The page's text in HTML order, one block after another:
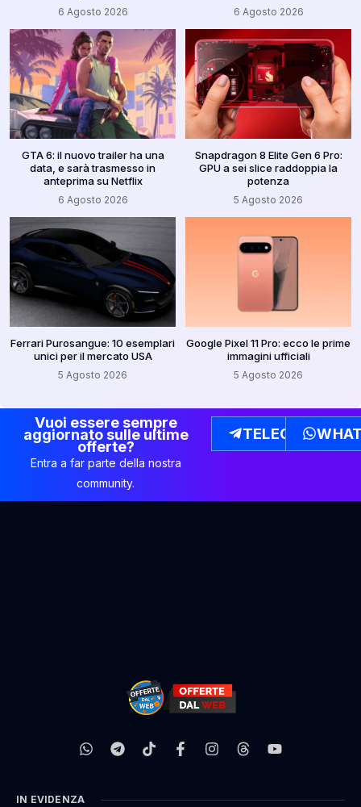
6 Agosto 2026 6 Agosto 2026
GTA 6: il nuovo trailer ha una
data, e sarà trasmesso in
anteprima su Netflix
6 Agosto 2026
Snapdragon 8 Elite Gen 6 Pro:
GPU a sei slice raddoppia la
potenza
5 Agosto 2026
Ferrari Purosangue: 10 esemplari
unici per il mercato USA
5 Agosto 2026
Google Pixel 11 Pro: ecco le prime
immagini ufficiali
5 Agosto 2026
Vuoi essere sempre
aggiornato sulle ultime
offerte?
Entra a far parte della nostra
community.
TELEGRAM
IN EVIDENZA